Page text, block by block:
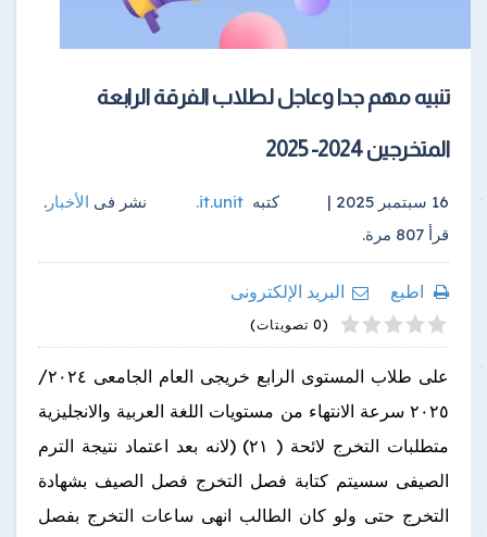
تنبيه مهم جدا وعاجل لطلاب الفرقة الرابعة
المتخرجين 2024- 2025
16 سبتمبر 2025 | كتبهit.unit
. نشر فى الأخبار .
قرأ 807 مرة.
اطبع
البريد الإلكترونى
1
2
3
4
5 (0 تصويتات)
على طلاب المستوى الرابع خريجى العام الجامعى ٢٠٢٤/
٢٠٢٥ سرعة الانتهاء من مستويات اللغة العربية والانجليزية
متطلبات التخرج لائحة ( ٢١) (لانه بعد اعتماد نتيجة الترم
الصيفى سسيتم كتابة فصل التخرج فصل الصيف بشهادة
التخرج حتى ولو كان الطالب انهى ساعات التخرج بفصل